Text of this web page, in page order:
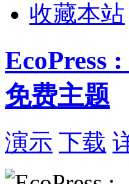
收藏本站
EcoPress
免费主题
演示 下载